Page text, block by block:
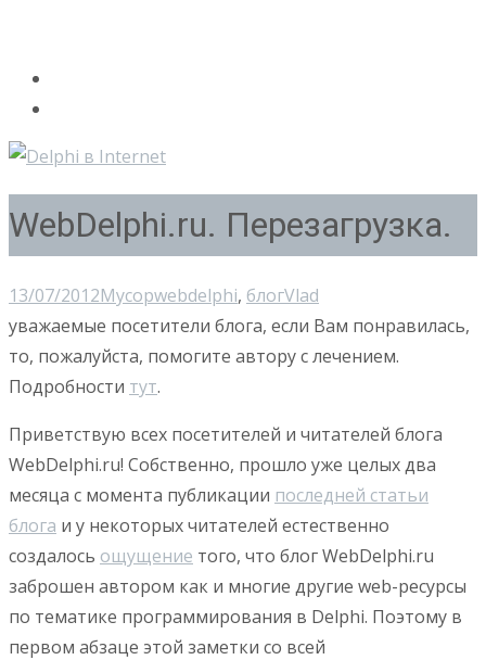
WebDelphi.ru. Перезагрузка.
13/07/2012Мусорwebdelphi, блогVlad
уважаемые посетители блога, если Вам понравилась,
то, пожалуйста, помогите автору с лечением.
Подробности тут.
Приветствую всех посетителей и читателей блога
WebDelphi.ru! Собственно, прошло уже целых два
месяца с момента публикации последней статьи
блога и у некоторых читателей естественно
создалось ощущение того, что блог WebDelphi.ru
заброшен автором как и многие другие web-ресурсы
по тематике программирования в Delphi. Поэтому в
первом абзаце этой заметки со всей